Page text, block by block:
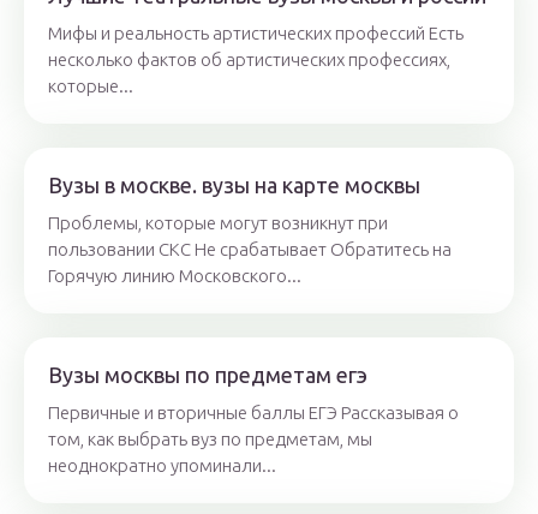
Мифы и реальность артистических профессий Есть
несколько фактов об артистических профессиях,
которые...
Вузы в москве. вузы на карте москвы
Проблемы, которые могут возникнут при
пользовании СКС Не срабатывает Обратитесь на
Горячую линию Московского...
Вузы москвы по предметам егэ
Первичные и вторичные баллы ЕГЭ Рассказывая о
том, как выбрать вуз по предметам, мы
неоднократно упоминали...